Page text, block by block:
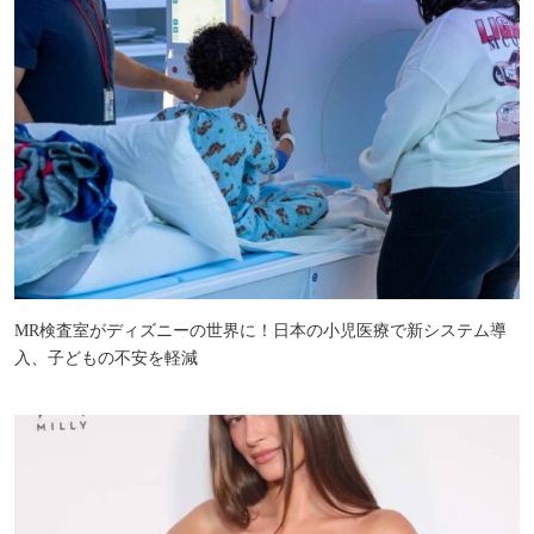
MR検査室がディズニーの世界に！日本の小児医療で新システム導
入、子どもの不安を軽減